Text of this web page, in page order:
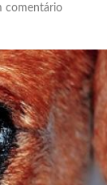
comentário